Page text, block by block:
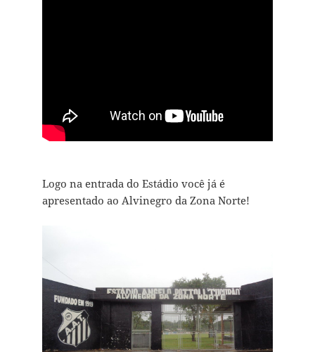
Logo na entrada do Estádio você já é
apresentado ao Alvinegro da Zona Norte!